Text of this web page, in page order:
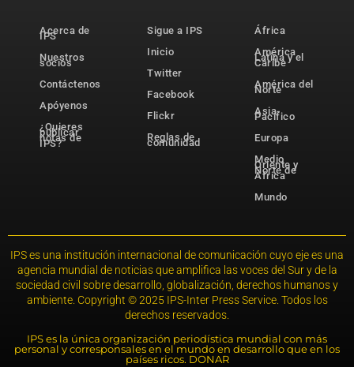
Acerca de
IPS
Nuestros
socios
Contáctenos
Apóyenos
¿Quieres
publicar
notas de
IPS?
Sigue a IPS
Inicio
Twitter
Facebook
Flickr
Reglas de
comunidad
África
América
Latina y el
Caribe
América del
Norte
Asia-
Pacífico
Europa
Medio
Oriente y
Norte de
África
Mundo
IPS es una institución internacional de comunicación cuyo eje es una
agencia mundial de noticias que amplifica las voces del Sur y de la
sociedad civil sobre desarrollo, globalización, derechos humanos y
ambiente. Copyright © 2025 IPS-Inter Press Service. Todos los
derechos reservados.
IPS es la única organización periodística mundial con más
personal y corresponsales en el mundo en desarrollo que en los
países ricos. DONAR